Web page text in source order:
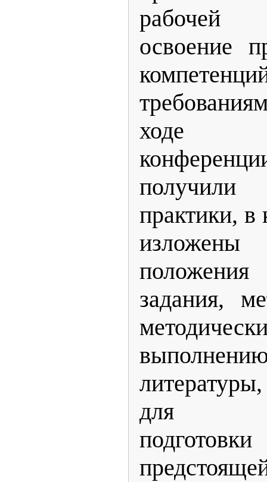
рабочей
освоение
ходе
практики, в
задания,
для